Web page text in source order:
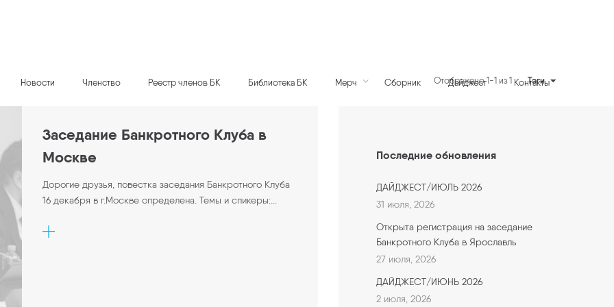
Новости Членство Реестр членов БК Библиотека БК Мерч Сборник Дайджест Контакты
Отображено 1-1 из 1 Тэги
Заседание Банкротного Клуба в
Москве
Дорогие друзья, повестка заседания Банкротного Клуба
16 декабря в г.Москве определена. Темы и спикеры:...
Последние обновления
ДАЙДЖЕСТ/ИЮЛЬ 2026
31 июля, 2026
Открыта регистрация на заседание
Банкротного Клуба в Ярославль
27 июля, 2026
ДАЙДЖЕСТ/ИЮНЬ 2026
2 июля, 2026